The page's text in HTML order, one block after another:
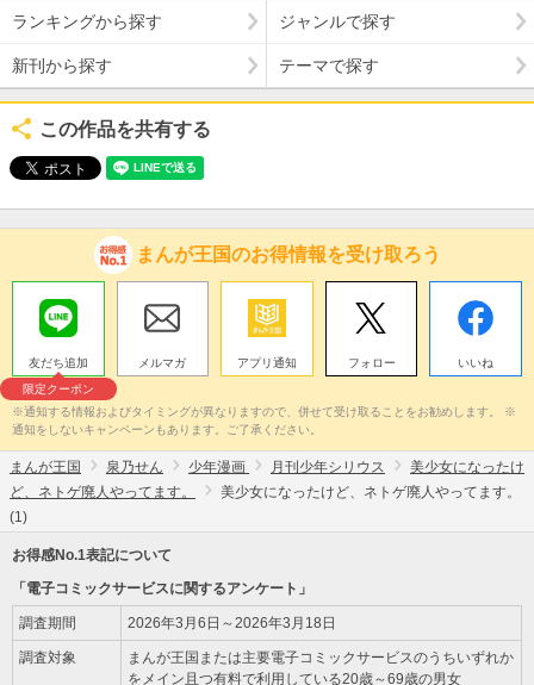
ランキングから探す ジャンルで探す
新刊から探す テーマで探す
この作品を共有する
まんが王国のお得情報を受け取ろう
友だち追加
限定クーポン
メルマガ アプリ通知 フォロー いいね
※通知する情報およびタイミングが異なりますので、併せて受け取ることをお勧めします。 ※
通知をしないキャンペーンもあります。ご了承ください。
まんが王国 泉乃せん 少年漫画 月刊少年シリウス
美少女になったけ
ど、ネトゲ廃人やってます。
美少女になったけど、ネトゲ廃人やってます。
(1)
お得感No.1表記について
「電子コミックサービスに関するアンケート」
調査期間 2026年3月6日～2026年3月18日
調査対象
まんが王国または主要電子コミックサービスのうちいずれか
をメイン且つ有料で利用している20歳～69歳の男女